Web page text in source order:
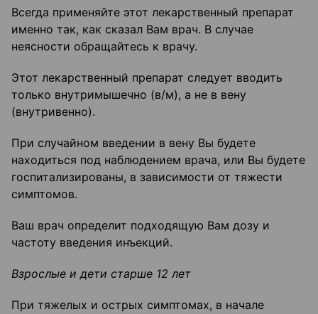
Всегда применяйте этот лекарственный препарат
именно так, как сказал Вам врач. В случае
неясности обращайтесь к врачу.
Этот лекарственный препарат следует вводить
только внутримышечно (в/м), а не в вену
(внутривенно).
При случайном введении в вену Вы будете
находиться под наблюдением врача, или Вы будете
госпитализированы, в зависимости от тяжести
симптомов.
Ваш врач определит подходящую Вам дозу и
частоту введения инъекций.
Взрослые и дети старше 12 лет
При тяжелых и острых симптомах, в начале